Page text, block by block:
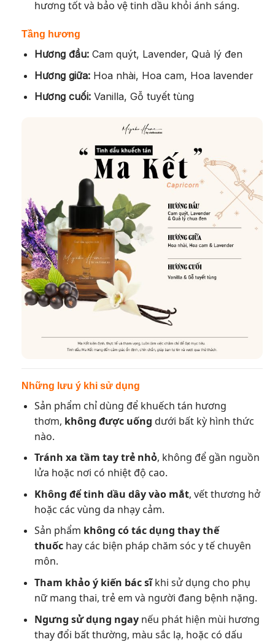
hương tốt và bảo vệ tinh dầu khỏi ánh sáng.
Tầng hương
Hương đầu:Cam quýt, Lavender, Quả lý đen
Hương giữa:Hoa nhài, Hoa cam, Hoa lavender
Hương cuối:Vanilla, Gỗ tuyết tùng
Những lưu ý khi sử dụng
Sản phẩm chỉ dùng để khuếch tán hương
thơm, không được uống dưới bất kỳ hình thức
nào.
Tránh xa tầm tay trẻ nhỏ, không để gần nguồn
lửa hoặc nơi có nhiệt độ cao.
Không để tinh dầu dây vào mắt, vết thương hở
hoặc các vùng da nhạy cảm.
Sản phẩm không có tác dụng thay thế
thuốchay các biện pháp chăm sóc y tế chuyên
môn.
Tham khảo ý kiến bác sĩkhi sử dụng cho phụ
nữ mang thai, trẻ em và người đang bệnh nặng.
Ngưng sử dụng ngaynếu phát hiện mùi hương
thay đổi bất thường, màu sắc lạ, hoặc có dấu